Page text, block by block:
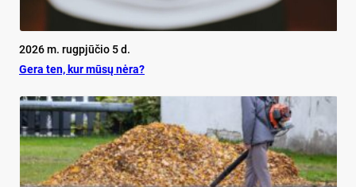
2026 m. rugpjūčio 5 d.
Ge­ra ten, kur mū­sų nė­ra?